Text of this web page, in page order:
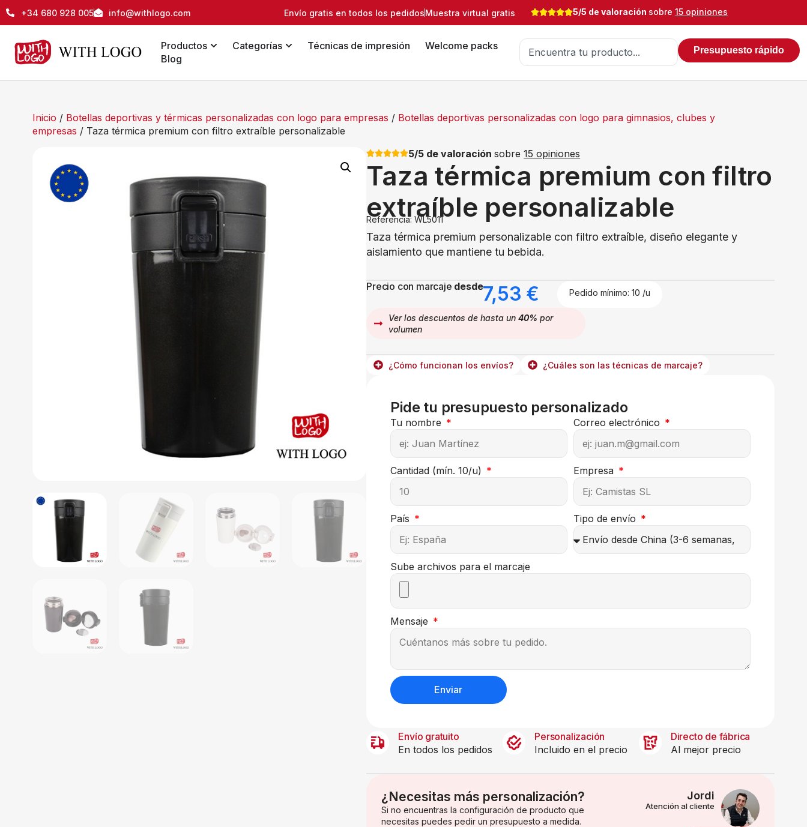
+34 680 928 005 info@withlogo.com Envío gratis en todos los pedidosMuestra virtual gratis 5/5 de valoración sobre 15 opiniones
Productos Categorías Técnicas de impresión
Welcome packs
Blog
Presupuesto rápido
Inicio / Botellas deportivas y térmicas personalizadas con logo para empresas / Botellas deportivas personalizadas con logo para gimnasios, clubes y
empresas / Taza térmica premium con filtro extraíble personalizable
5/5 de valoraciónsobre15 opiniones
Taza térmica premium con filtro
extraíble personalizable
Referencia: WL5011
Taza térmica premium personalizable con filtro extraíble, diseño elegante y
aislamiento que mantiene tu bebida.
Precio con marcaje desde7,53 € Pedido mínimo: 10 /u
Ver los descuentos de hasta un40% por
volumen
¿Cómo funcionan los envíos? ¿Cuáles son las técnicas de marcaje?
Pide tu presupuesto personalizado
Tu nombre Correo electrónico
Cantidad (mín. 10/u) Empresa
País Tipo de envío
Sube archivos para el marcaje
Mensaje
Enviar
Envío gratuito
En todos los pedidos
Personalización
Incluido en el precio
Directo de fábrica
Al mejor precio
¿Necesitas más personalización?
Si no encuentras la configuración de producto que
necesitas puedes pedir un presupuesto a medida.
Jordi
Atención al cliente